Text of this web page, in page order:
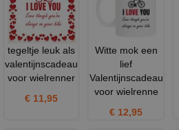
tegeltje leuk als
valentijnscadeau
voor wielrenner
€ 11,95
Witte mok een
lief
Valentijnscadeau
voor wielrenne
€ 12,95